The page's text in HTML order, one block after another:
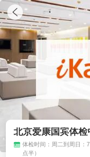
体检时间：周二到周日：
点半）